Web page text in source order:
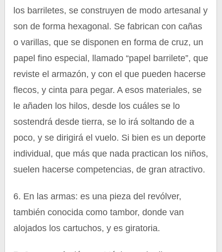
los barriletes, se construyen de modo artesanal y
son de forma hexagonal. Se fabrican con cañas
o varillas, que se disponen en forma de cruz, un
papel fino especial, llamado “papel barrilete”, que
reviste el armazón, y con el que pueden hacerse
flecos, y cinta para pegar. A esos materiales, se
le añaden los hilos, desde los cuáles se lo
sostendrá desde tierra, se lo irá soltando de a
poco, y se dirigirá el vuelo. Si bien es un deporte
individual, que más que nada practican los niños,
suelen hacerse competencias, de gran atractivo.
6. En las armas: es una pieza del revólver,
también conocida como tambor, donde van
alojados los cartuchos, y es giratoria.